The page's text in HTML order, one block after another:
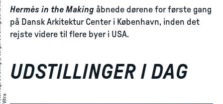
Hermès in the Making åbnede dørene for første gang
på Dansk Arkitektur Center i København, inden det
rejste videre til flere byer i USA.
UDSTILLINGER I DAG
a